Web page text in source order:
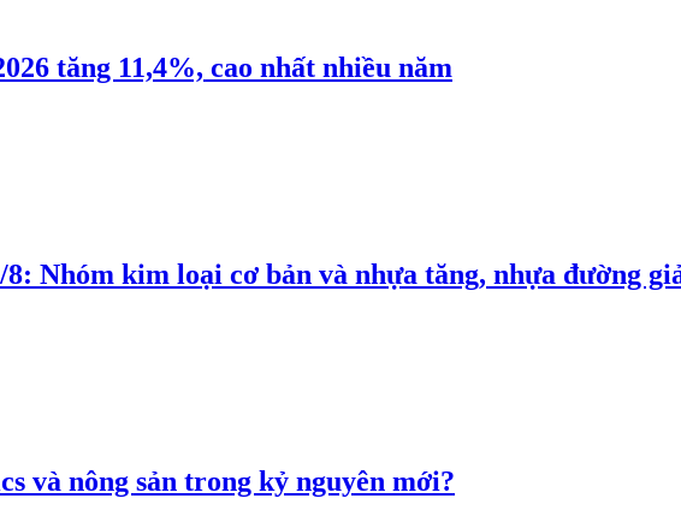
tăng 11,4%, cao nhất nhiều năm
Nhóm kim loại cơ bản và nhựa tăng, nhựa đường
và nông sản trong kỷ nguyên mới?